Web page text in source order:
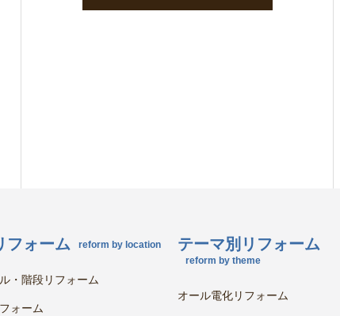
フォーム reform by location
・階段リフォーム
ォーム
テーマ別リフォーム
reform by theme
オール電化リフォーム